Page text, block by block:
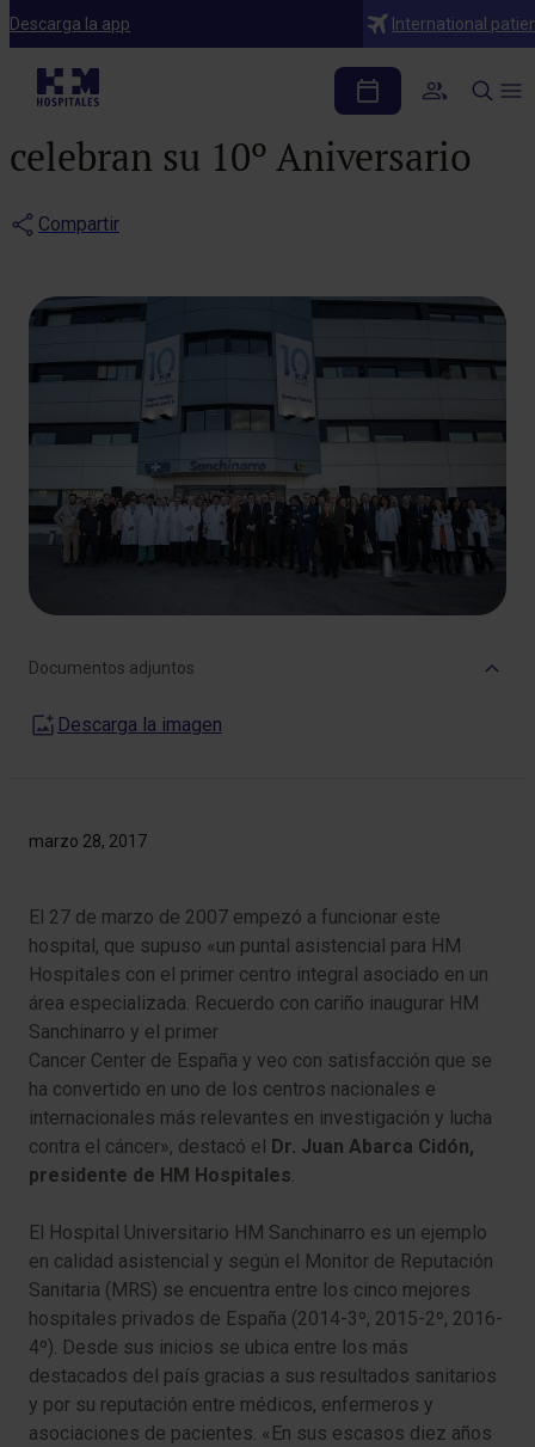
Descarga la app International
Notas de prensa
El hospital universitario
HM Sanchinarro y HM CIOCC
celebran su 10º Aniversario
Compartir
marzo 28, 2017
El 27 de marzo de 2007 empezó a funcionar este
hospital, que supuso «un puntal asistencial para HM
Hospitales con el primer centro integral asociado en un
área especializada. Recuerdo con cariño inaugurar HM
Sanchinarro y el primer
Cancer Center de España y veo con satisfacción que se
ha convertido en uno de los centros nacionales e
internacionales más relevantes en investigación y lucha
contra el cáncer», destacó el
Dr. Juan Abarca Cidón,
presidente de HM Hospitales.
El Hospital Universitario HM Sanchinarro​​ es un ejemplo
en calidad asistencial y según el Monitor de Reputación
Sanitaria (MRS) se encuentra entre los cinco mejores
hospitales privados de España (2014-3º, 2015-2º, 2016-
4º). Desde sus inicios se ubica entre los más
destacados del país gracias a sus resultados sanitarios
y por su reputación entre médicos, enfermeros y
asociaciones de pacientes. «En sus escasos diez años
Documentos adjuntos
Descarga la imagen